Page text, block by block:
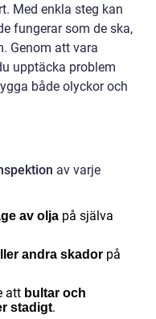
Med enkla steg kan
fungerar som de ska,
Genom att vara
upptäcka problem
både olyckor och
av varje
av olja på själva
andra skador på
att bultar och
stadigt.